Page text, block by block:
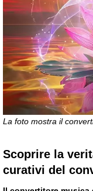
La foto mostra il
Scoprire la
curativi del